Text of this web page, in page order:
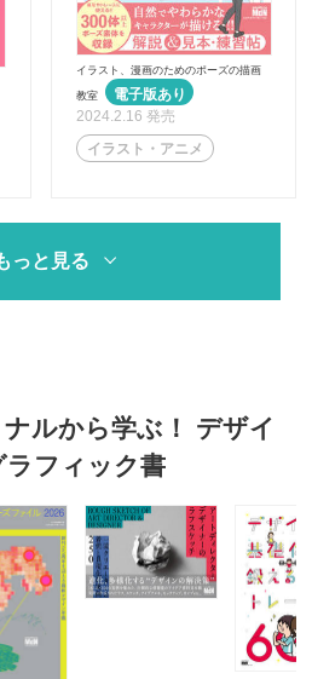
イラスト、漫画のためのポーズの描画
教室
2024.2.16 発売
イラスト・アニメ
っと見る
ルから学ぶ！ デザイ
ラフィック書